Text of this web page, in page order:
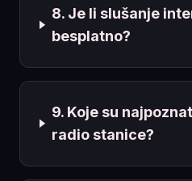
8. Je li slušanje
besplatno?
9. Koje su
radio stanice?